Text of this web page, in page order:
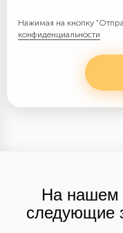
Нажимая на кнопку
конфиденциальности
На нашем
следующие